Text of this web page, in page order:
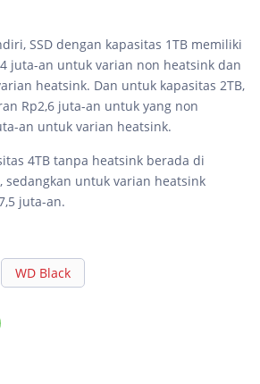
SSD dengan kapasitas 1TB memiliki
juta-an untuk varian non heatsink dan
heatsink. Dan untuk kapasitas 2TB,
Rp2,6 juta-an untuk yang non
an untuk varian heatsink.
4TB tanpa heatsink berada di
sedangkan untuk varian heatsink
juta-an.
WD Black